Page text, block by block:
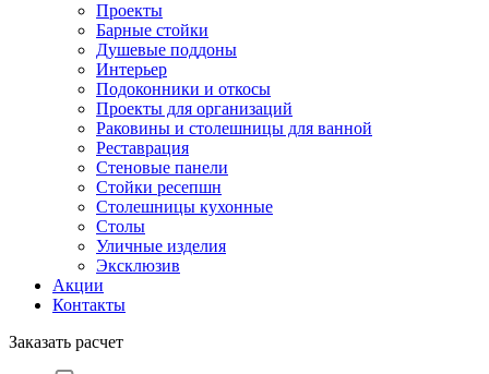
Проекты
Барные стойки
Душевые поддоны
Интерьер
Подоконники и откосы
Проекты для организаций
Раковины и столешницы для ванной
Реставрация
Стеновые панели
Стойки ресепшн
Столешницы кухонные
Столы
Уличные изделия
Эксклюзив
Акции
Контакты
Заказать расчет